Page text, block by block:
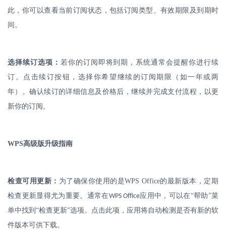
此，你可以查看当前订阅状态，包括订阅类型、有效期限及到期时
间。
选择续订选项： 若你的订阅即将到期，系统通常会提醒你进行续
订。点击续订按钮，选择你希望继续的订阅期限（如一年或两
年）。确认续订的详细信息及价格后，继续并完成支付流程，以更
新你的订阅。
WPS高级版升级指南
检查可用更新： 为了确保你使用的是WPS Office的最新版本，定期
检查更新显得尤为重要。通常在WPS Office应用中，可以在“帮助”菜
单中找到“检查更新”选项。点击此项，应用将自动检测是否有新的软
件版本可供下载。